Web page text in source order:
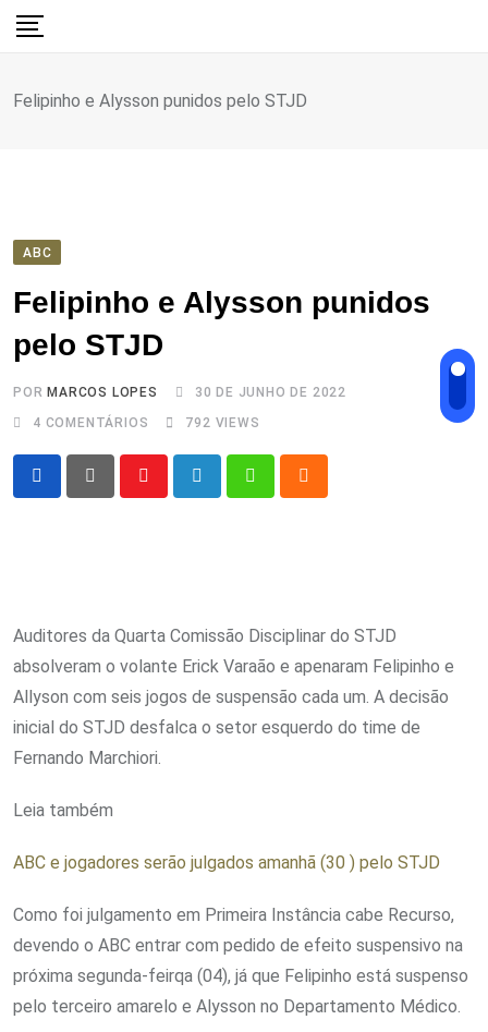
para
conteúdo
Felipinho e Alysson punidos pelo STJD
ABC
Felipinho e Alysson punidos
pelo STJD
POR MARCOS LOPES
30 DE JUNHO DE 2022
4 COMENTÁRIOS 792 VIEWS
Auditores da Quarta Comissão Disciplinar do STJD
absolveram o volante Erick Varaão e apenaram Felipinho e
Allyson com seis jogos de suspensão cada um. A decisão
inicial do STJD desfalca o setor esquerdo do time de
Fernando Marchiori.
Leia também
ABC e jogadores serão julgados amanhã (30 ) pelo STJD
Como foi julgamento em Primeira Instância cabe Recurso,
devendo o ABC entrar com pedido de efeito suspensivo na
próxima segunda-feirqa (04), já que Felipinho está suspenso
pelo terceiro amarelo e Alysson no Departamento Médico.